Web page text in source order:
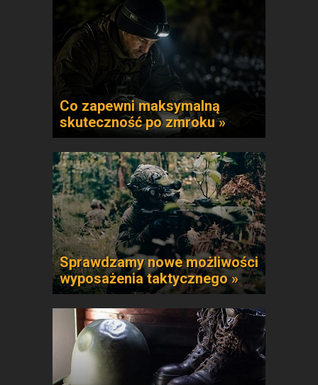
Co zapewni maksymalną
skuteczność po zmroku »
Sprawdzamy nowe możliwości
wyposażenia taktycznego »